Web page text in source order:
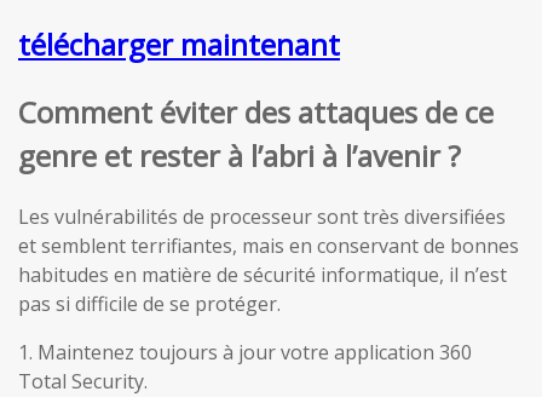
télécharger maintenant
Comment éviter des attaques de ce
genre et rester à l’abri à l’avenir ?
Les vulnérabilités de processeur sont très diversifiées
et semblent terrifiantes, mais en conservant de bonnes
habitudes en matière de sécurité informatique, il n’est
pas si difficile de se protéger.
1. Maintenez toujours à jour votre application 360
Total Security.